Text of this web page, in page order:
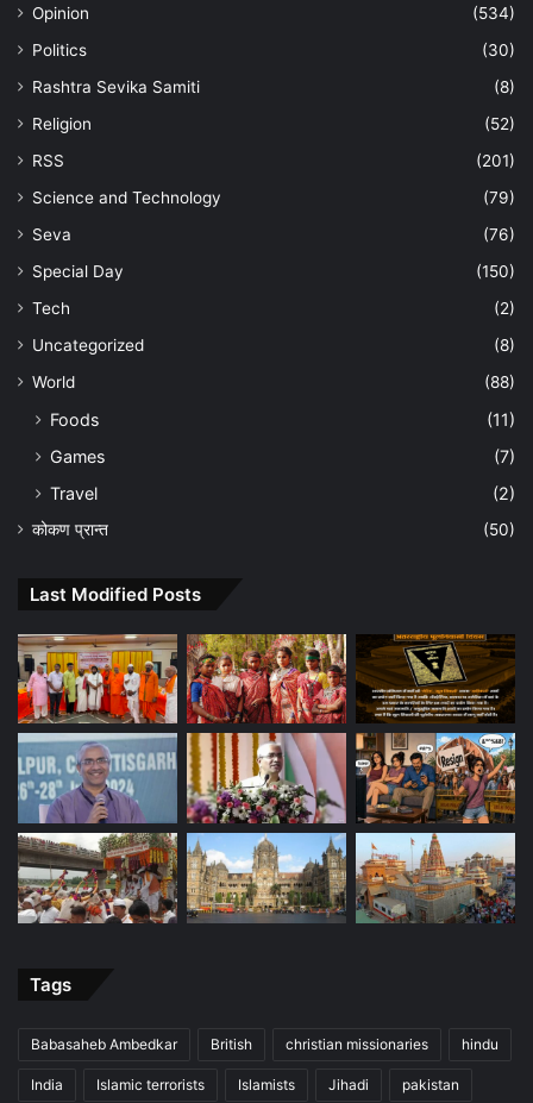
Opinion
(534)
Politics
(30)
Rashtra Sevika Samiti
(8)
Religion
(52)
RSS
(201)
Science and Technology
(79)
Seva
(76)
Special Day
(150)
Tech
(2)
Uncategorized
(8)
World
(88)
Foods
(11)
Games
(7)
Travel
(2)
कोकण प्रान्त (50)
Last Modified Posts
Tags
Babasaheb Ambedkar British christian missionaries hindu
India Islamic terrorists Islamists Jihadi pakistan